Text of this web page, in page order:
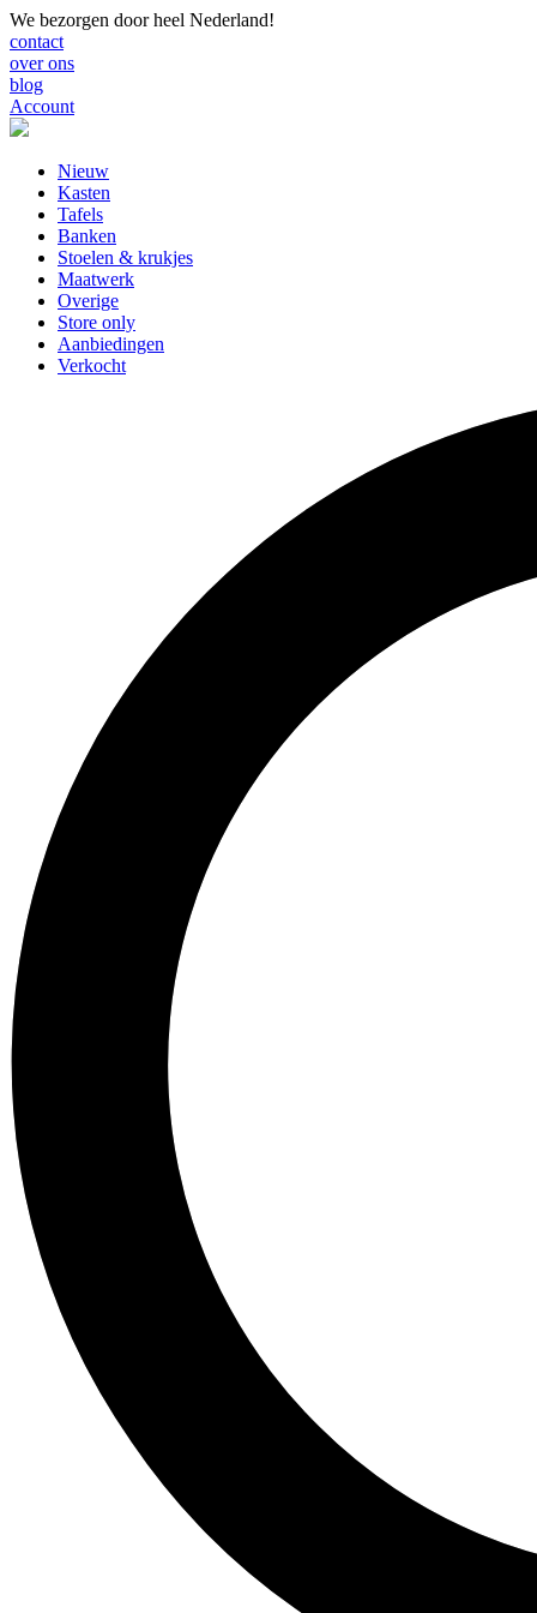
We bezorgen door heel Nederland!
contact
over ons
blog
Account
Nieuw
Kasten
Tafels
Banken
Stoelen & krukjes
Maatwerk
Overige
Store only
Aanbiedingen
Verkocht